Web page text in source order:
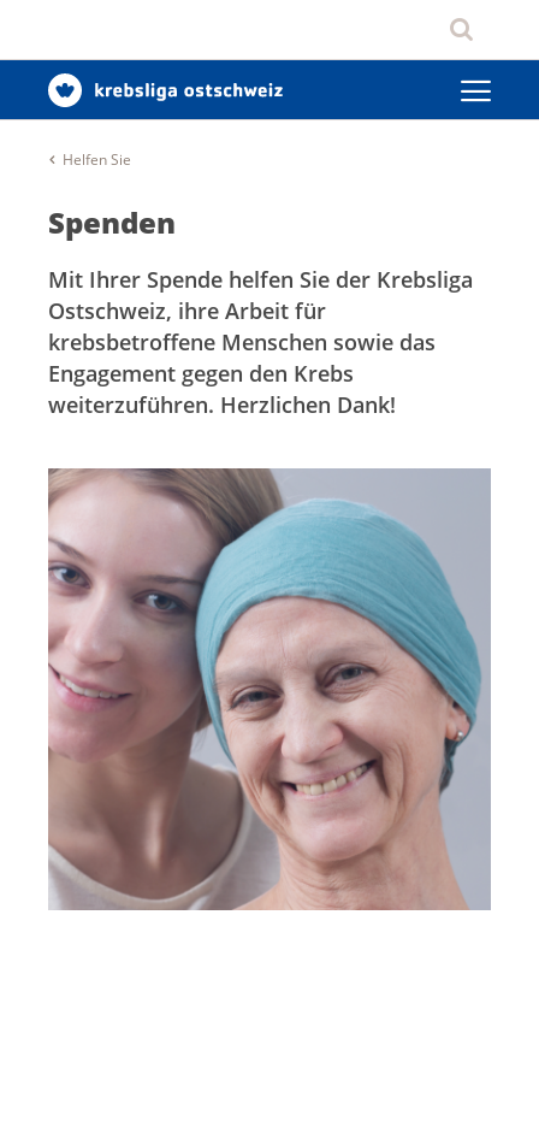
Helfen Sie
Spenden
Mit Ihrer Spende helfen Sie der Krebsliga
Ostschweiz, ihre Arbeit für
krebsbetroffene Menschen sowie das
Engagement gegen den Krebs
weiterzuführen. Herzlichen Dank!